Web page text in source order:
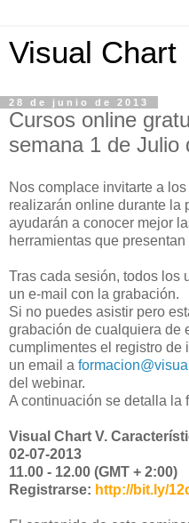
Visual Chart
28 de junio de 2013
Cursos online
semana 1 de Julio
Nos complace invitarte a
realizarán online durante la
ayudarán a conocer mejor
herramientas que
Tras cada sesión, todos los
un e-mail con la grabación.
Si no puedes asistir pero
grabación de cualquiera de
cumplimentes el registro de
un email a
del webinar.
A continuación se detalla la
Visual Chart V.
02-07-2013
11.00 - 12.00 (GMT + 2:00)
Registrarse: http://bit.ly/